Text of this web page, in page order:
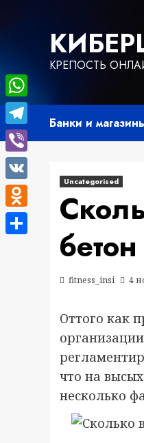
содержимому
КРЕПОСТЬ
Банки и
Uncategorised
бетон
fitness_insi 4
Оттого как
что на
несколько
WhatsApp
Telegram
Viber
VK
Odnoklassniki
Отправить